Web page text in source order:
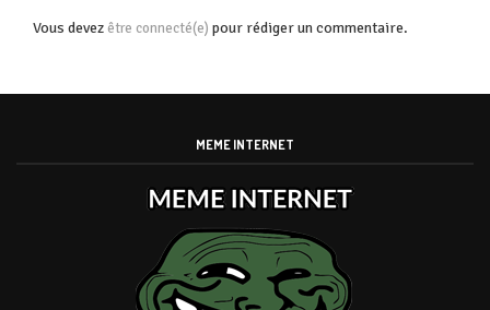
Vous devez être connecté(e) pour rédiger un commentaire.
MEME INTERNET